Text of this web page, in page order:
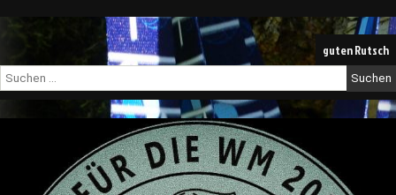
Beitragsnavigation guten Rutsch
Suche
nach: